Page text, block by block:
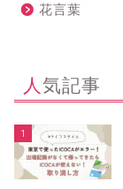
花言葉
人気記事
1